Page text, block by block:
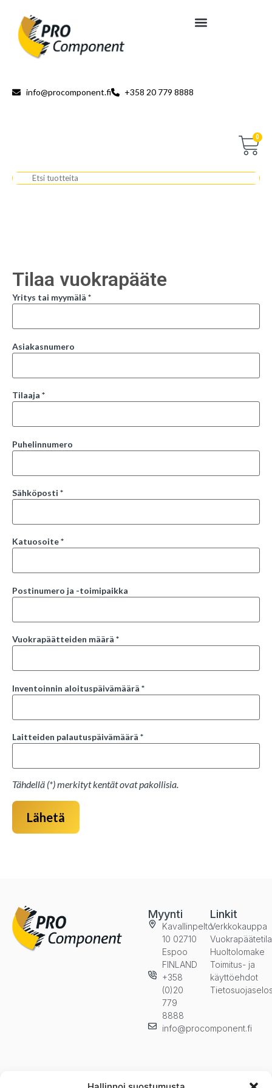
info@procomponent.fi +358 20 779 8888
0
Tilaa vuokrapääte
Yritys tai myymälä *
Asiakasnumero
Tilaaja *
Puhelinnumero
Sähköposti *
Katuosoite *
Postinumero ja -toimipaikka
Vuokrapäätteiden määrä *
Inventoinnin aloituspäivämäärä *
Laitteiden palautuspäivämäärä *
Tähdellä (*) merkityt kentät ovat pakollisia.
Lähetä
Myynti
Kavallinpelto
10 02710
Espoo
FINLAND
+358
(0)20
779
8888
info@procomponent.fi
Linkit
Verkkokauppa
Huoltolomake
Toimitus- ja
käyttöehdot